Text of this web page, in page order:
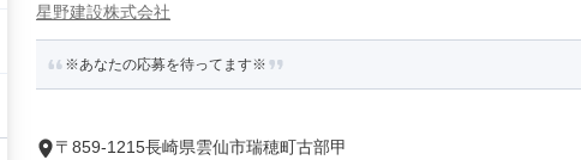
星野建設株式会社
※あなたの応募を待ってます※
〒859-1215長崎県雲仙市瑞穂町古部甲